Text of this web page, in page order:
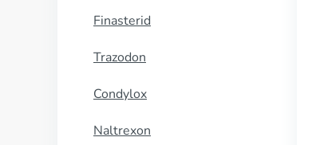
Finasterid
Trazodon
Condylox
Naltrexon